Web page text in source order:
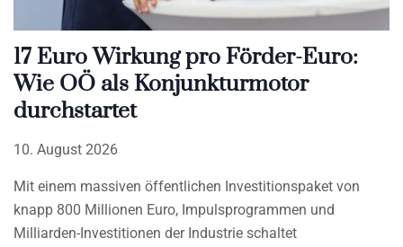
17 Euro Wirkung pro Förder-Euro:
Wie OÖ als Konjunkturmotor
durchstartet
10. August 2026
Mit einem massiven öffentlichen Investitionspaket von
knapp 800 Millionen Euro, Impulsprogrammen und
Milliarden-Investitionen der Industrie schaltet